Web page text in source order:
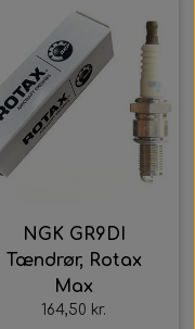
NGK GR9DI
Tændrør, Rotax
Max
164,50 kr.